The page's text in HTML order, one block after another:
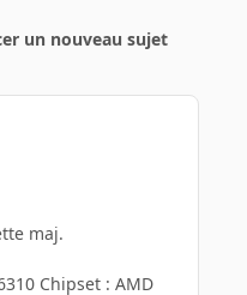
un nouveau sujet
maj.
Chipset : AMD